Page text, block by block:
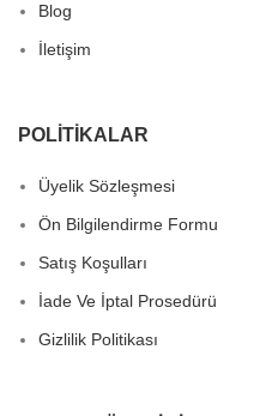
Blog
İletişim
POLITIKALAR
Üyelik Sözleşmesi
Ön Bilgilendirme Formu
Satış Koşulları
İade Ve İptal Prosedürü
Gizlilik Politikası